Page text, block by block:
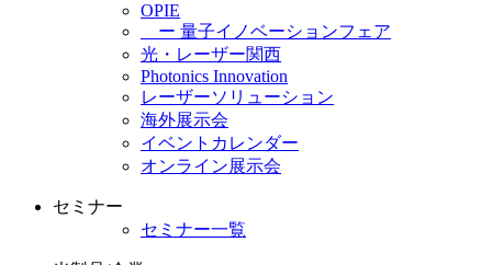
OPIE
ー 量子イノベーションフェア
光・レーザー関西
Photonics Innovation
レーザーソリューション
海外展示会
イベントカレンダー
オンライン展示会
セミナー
セミナー一覧